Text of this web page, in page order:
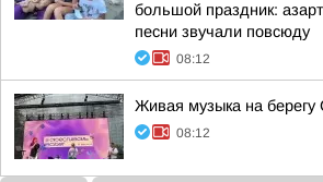
большой праздник:
песни звучали повсюду
08:12
Живая музыка на берегу
08:12